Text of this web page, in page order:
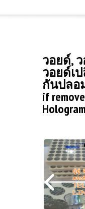
วอยด์,
วอยด์เ
กันปลอม
if
Hologram